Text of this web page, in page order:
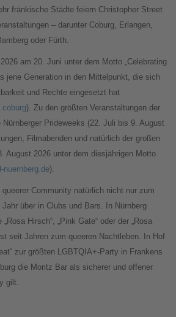
fränkische Städte feiern Christopher Street
– darunter Coburg, Erlangen,
oder Fürth.
am 20. Juni unter dem Motto „Celebrating
jene Generation in den Mittelpunkt, die sich
und Rechte eingesetzt hat
). Zu den größten Veranstaltungen der
Nürnberger Prideweeks (22. Juli bis 9. August
Filmabenden und natürlich der großen
August 2026 unter dem diesjährigen Motto
nuernberg.de).
Community natürlich nicht nur zum
über in Clubs und Bars. In Nürnberg
Hirsch“, „Pink Gate“ oder der „Rosa
seit Jahren zum queeren Nachtleben. In Hof
zur größten LGBTQIA+-Party in Frankens
die Moritz Bar als sicherer und offener
gilt.